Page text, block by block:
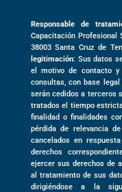
Responsable de
Capacitación Profesional
38003Santa Cruz de
legitimación: Sus datos
el motivo de contacto
consultas, con base
serán cedidos a terceros
tratados el tiempo
finalidad o finalidades
pérdida de relevancia
cancelados en
derechos
ejercer sus derechos de
al tratamiento de sus
dirigiéndose a la